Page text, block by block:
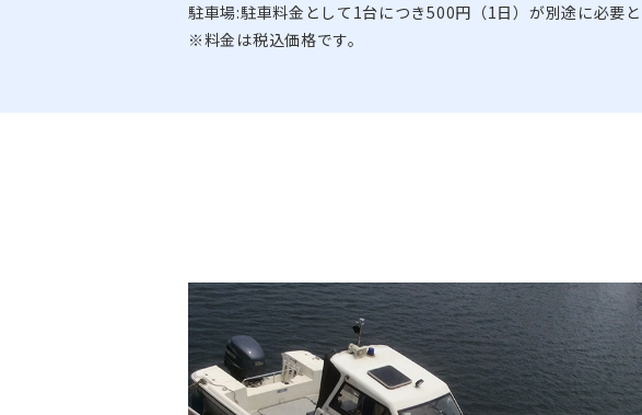
駐車場:駐車料金として1台につき500円（1日）が別途に必要と
※料金は税込価格です。